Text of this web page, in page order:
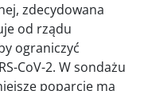
zdecydowana
od rządu
ograniczyć
CoV-2. W sondażu
poparcie ma